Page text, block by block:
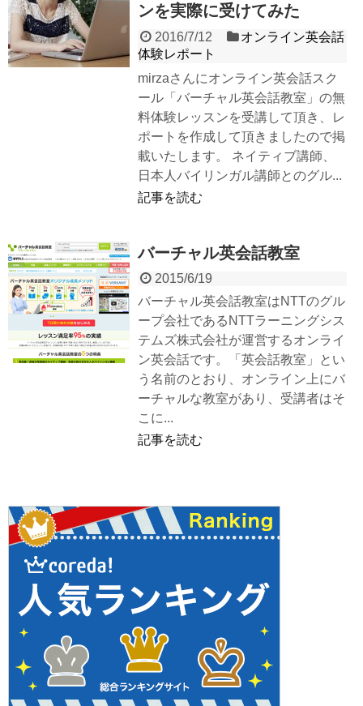
ンを実際に受けてみた
2016/7/12
オンライン英会話
体験レポート
mirzaさんにオンライン英会話スク
ール「バーチャル英会話教室」の無
料体験レッスンを受講して頂き、レ
ポートを作成して頂きましたので掲
載いたします。 ネイティブ講師、
日本人バイリンガル講師とのグル...
記事を読む
バーチャル英会話教室
2015/6/19
バーチャル英会話教室はNTTのグル
ープ会社であるNTTラーニングシス
テムズ株式会社が運営するオンライ
ン英会話です。「英会話教室」とい
う名前のとおり、オンライン上にバ
ーチャルな教室があり、受講者はそ
こに...
記事を読む